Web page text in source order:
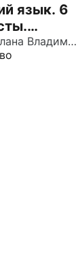
язык. 6
Тетина Светлана Владимировна